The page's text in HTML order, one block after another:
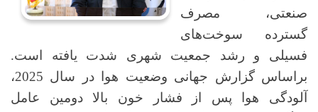
صنعتی، مصرف
گسترده سوخت‌های
فسیلی و رشد جمعیت شهری شدت یافته است.
براساس گزارش جهانی وضعیت هوا در سال 2025،
آلودگی هوا پس از فشار خون بالا دومین عامل